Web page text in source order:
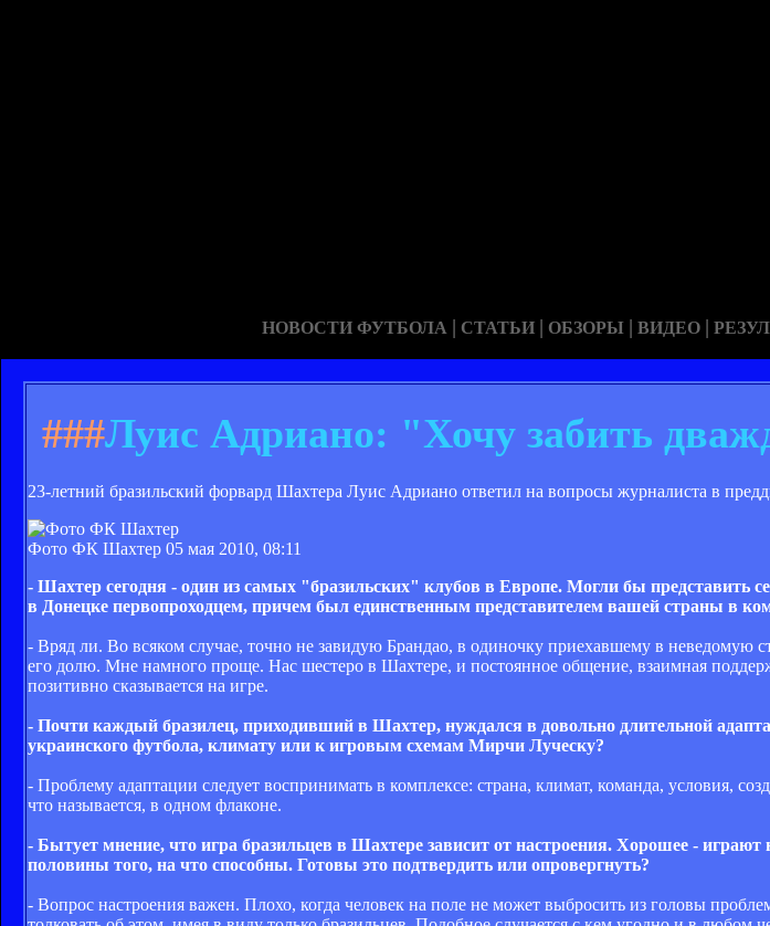
НОВОСТИ ФУТБОЛА | СТАТЬИ | ОБЗОРЫ | ВИДЕО |
###Луис Адриано: "Хочу забить
23-летний бразильский форвард Шахтера Луис Адриано ответил на вопросы журналиста в
Фото ФК Шахтер 05 мая 2010, 08:11
- Шахтер сегодня - один из самых "бразильских" клубов в Европе. Могли бы представить
в Донецке первопроходцем, причем был единственным представителем вашей страны в
- Вряд ли. Во всяком случае, точно не завидую Брандао, в одиночку приехавшему в неведомую
его долю. Мне намного проще. Нас шестеро в Шахтере, и постоянное общение, взаимная
позитивно сказывается на игре.
- Почти каждый бразилец, приходивший в Шахтер, нуждался в довольно длительной
украинского футбола, климату или к игровым схемам Мирчи Луческу?
- Проблему адаптации следует воспринимать в комплексе: страна, климат, команда, условия,
что называется, в одном флаконе.
- Бытует мнение, что игра бразильцев в Шахтере зависит от настроения. Хорошее -
половины того, на что способны. Готовы это подтвердить или опровергнуть?
- Вопрос настроения важен. Плохо, когда человек на поле не может выбросить из головы